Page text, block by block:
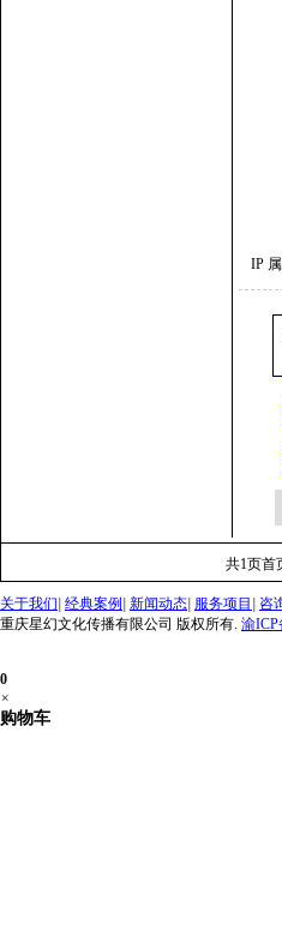
IP
共1页首
关于我们 经典案例 新闻动态 服务项目 咨
重庆星幻文化传播有限公司 版权所有. 渝ICP
0
×
购物车